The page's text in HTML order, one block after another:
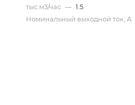
тыс.м3/час — 1.5
Номинальный выходной ток, A